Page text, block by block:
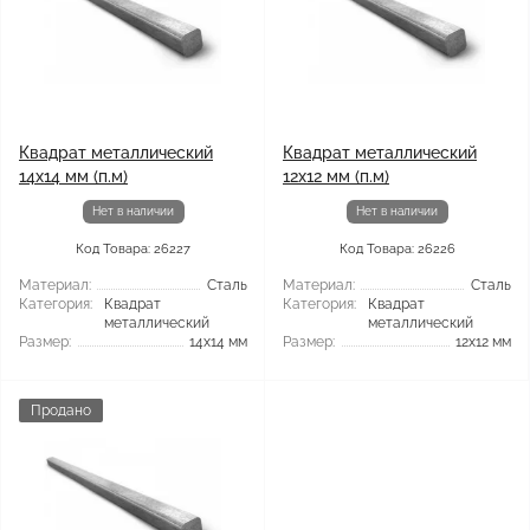
Квадрат металлический
14x14 мм (п.м)
Нет в наличии
Код Товара: 26227
Материал:
Сталь
Категория:
Квадрат
металлический
Размер:
14x14 мм
Квадрат металлический
12x12 мм (п.м)
Нет в наличии
Код Товара: 26226
Материал:
Сталь
Категория:
Квадрат
металлический
Размер:
12x12 мм
Продано